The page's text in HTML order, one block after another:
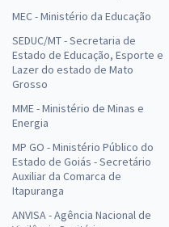
MEC - Ministério da Educação
SEDUC/MT - Secretaria de
Estado de Educação, Esporte e
Lazer do estado de Mato
Grosso
MME - Ministério de Minas e
Energia
MP GO - Ministério Público do
Estado de Goiás - Secretário
Auxiliar da Comarca de
Itapuranga
ANVISA - Agência Nacional de